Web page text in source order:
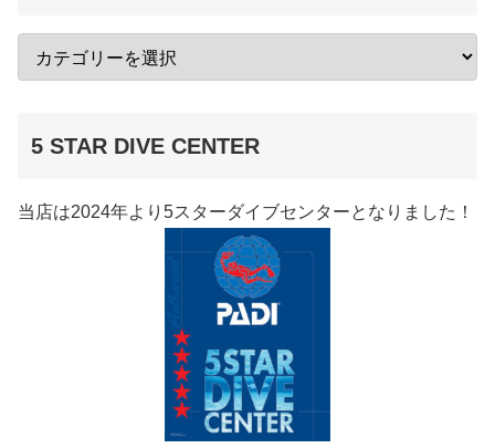
5 STAR DIVE CENTER
当店は2024年より5スターダイブセンターとなりました！